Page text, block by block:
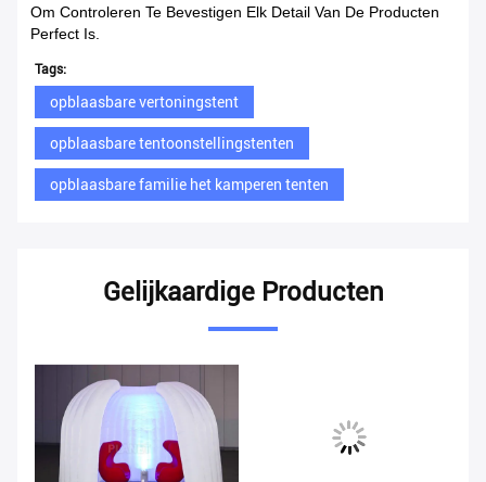
Om Controleren Te Bevestigen Elk Detail Van De Producten
Perfect Is.
Tags:
opblaasbare vertoningstent
opblaasbare tentoonstellingstenten
opblaasbare familie het kamperen tenten
Gelijkaardige Producten